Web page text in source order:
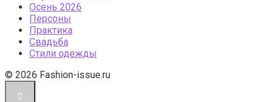
Осень 2026
Персоны
Практика
Свадьба
Стили одежды
© 2026 Fashion-issue.ru